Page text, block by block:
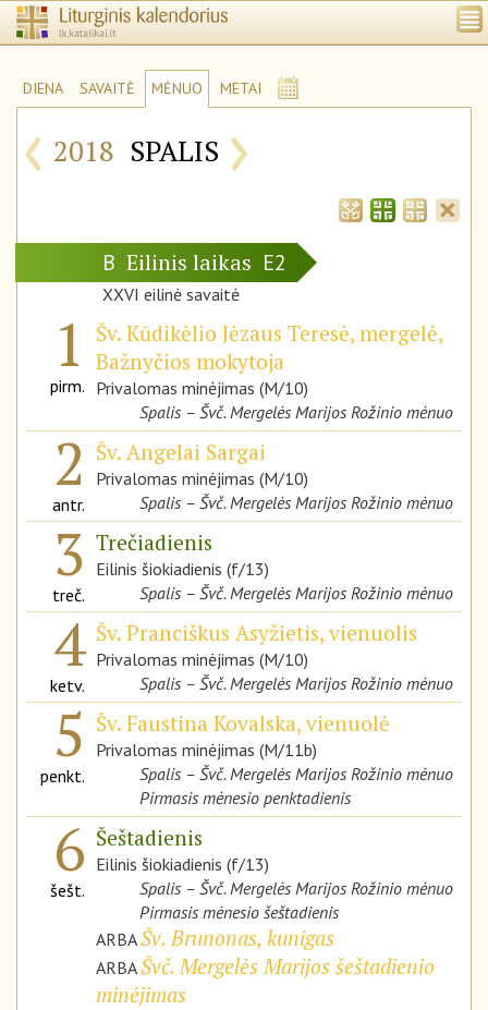
DIENA SAVAITĖ MĖNUO METAI
‹ 2018 SPALIS ›
B Eilinis laikas E2
XXVI eilinė savaitė
1
pirm.
Šv. Kūdikėlio Jėzaus Teresė, mergelė,
Bažnyčios mokytoja
Privalomas minėjimas (M/10)
Spalis – Švč. Mergelės Marijos Rožinio mėnuo
2
antr.
Šv. Angelai Sargai
Privalomas minėjimas (M/10)
Spalis – Švč. Mergelės Marijos Rožinio mėnuo
3
treč.
Trečiadienis
Eilinis šiokiadienis (f/13)
Spalis – Švč. Mergelės Marijos Rožinio mėnuo
4
ketv.
Šv. Pranciškus Asyžietis, vienuolis
Privalomas minėjimas (M/10)
Spalis – Švč. Mergelės Marijos Rožinio mėnuo
5
penkt.
Šv. Faustina Kovalska, vienuolė
Privalomas minėjimas (M/11b)
Spalis – Švč. Mergelės Marijos Rožinio mėnuo
Pirmasis mėnesio penktadienis
6
šešt.
Šeštadienis
Eilinis šiokiadienis (f/13)
Spalis – Švč. Mergelės Marijos Rožinio mėnuo
Pirmasis mėnesio šeštadienis
ARBAŠv. Brunonas, kunigas
ARBAŠvč. Mergelės Marijos šeštadienio
minėjimas